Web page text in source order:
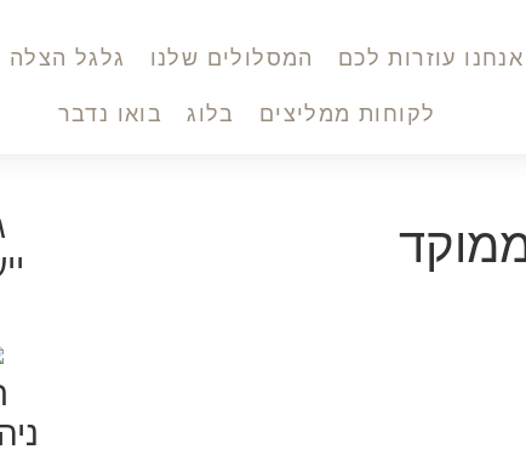
עוזרות לכם המסלולים שלנו גלגל הצלה
לקוחות ממליצים בלוג בואו נדבר